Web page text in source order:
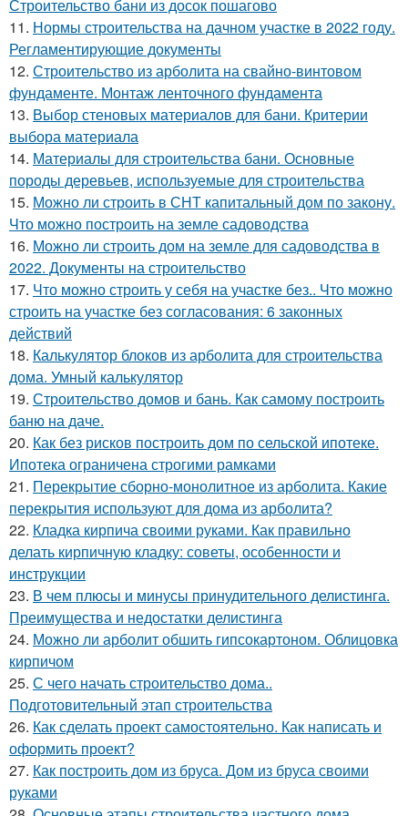
Строительство бани из досок пошагово
11. Нормы строительства на дачном участке в 2022 году.
Регламентирующие документы
12. Строительство из арболита на свайно-винтовом
фундаменте. Монтаж ленточного фундамента
13. Выбор стеновых материалов для бани. Критерии
выбора материала
14. Материалы для строительства бани. Основные
породы деревьев, используемые для строительства
15. Можно ли строить в СНТ капитальный дом по закону.
Что можно построить на земле садоводства
16. Можно ли строить дом на земле для садоводства в
2022. Документы на строительство
17. Что можно строить у себя на участке без.. Что можно
строить на участке без согласования: 6 законных
действий
18. Калькулятор блоков из арболита для строительства
дома. Умный калькулятор
19. Строительство домов и бань. Как самому построить
баню на даче.
20. Как без рисков построить дом по сельской ипотеке.
Ипотека ограничена строгими рамками
21. Перекрытие сборно-монолитное из арболита. Какие
перекрытия используют для дома из арболита?
22. Кладка кирпича своими руками. Как правильно
делать кирпичную кладку: советы, особенности и
инструкции
23. В чем плюсы и минусы принудительного делистинга.
Преимущества и недостатки делистинга
24. Можно ли арболит обшить гипсокартоном. Облицовка
кирпичом
25. С чего начать строительство дома..
Подготовительный этап строительства
26. Как сделать проект самостоятельно. Как написать и
оформить проект?
27. Как построить дом из бруса. Дом из бруса своими
руками